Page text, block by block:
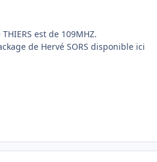
est de 109MHZ.
de Hervé SORS disponible ici